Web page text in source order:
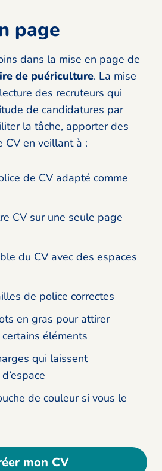
page
dans la mise en page de
de puériculture. La mise
des recruteurs qui
de candidatures par
la tâche, apporter des
CV en veillant à :
de CV adapté comme
CV sur une seule page
du CV avec des espaces
de police correctes
en gras pour attirer
éléments
qui laissent
de couleur si vous le
mon CV